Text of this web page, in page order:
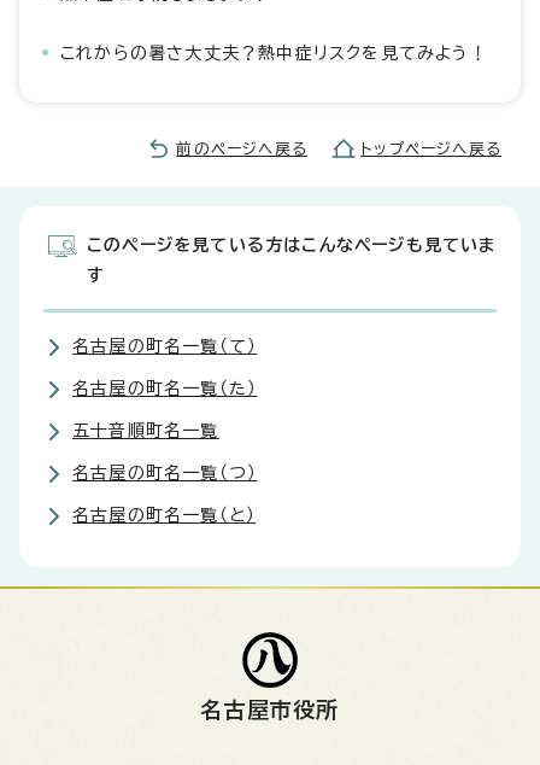
これからの暑さ大丈夫？熱中症リスクを見てみよう！
前のページへ戻る トップページへ戻る
このページを見ている方はこんなページも見ていま
す
名古屋の町名一覧（て）
名古屋の町名一覧（た）
五十音順町名一覧
名古屋の町名一覧（つ）
名古屋の町名一覧（と）
名古屋市役所